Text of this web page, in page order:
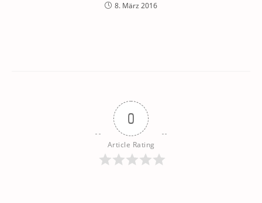
8. März 2016
0
Article Rating